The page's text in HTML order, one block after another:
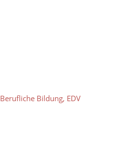
Berufliche Bildung, EDV